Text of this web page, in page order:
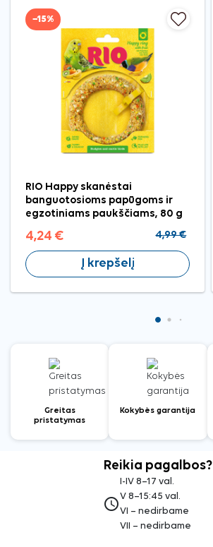
−15%
RIO Happy skanėstai
banguotosioms papūgoms ir
egzotiniams paukščiams, 80 g
4,24 € 4,99 €
Į krepšelį
Greitas
pristatymas
Kokybės garantija
Reikia pagalbos?
access_time
I-IV 8–17 val.
V 8–15:45 val.
VI – nedirbame
VII – nedirbame